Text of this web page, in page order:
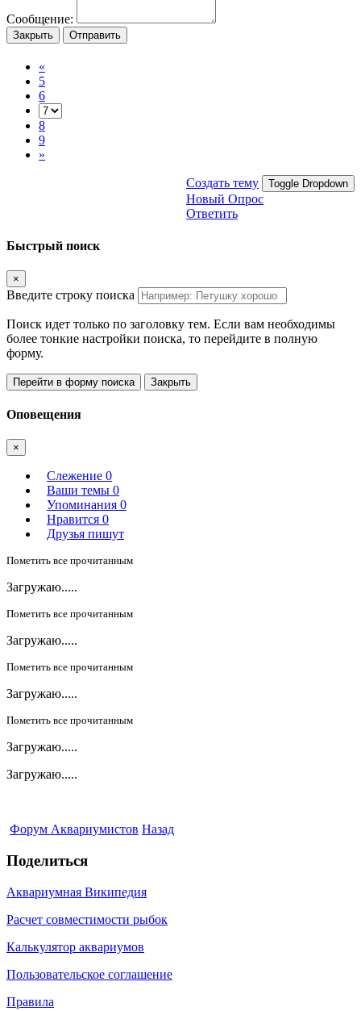
Сообщение:
Закрыть Отправить
«
5
6
8
9
»
Создать тему Toggle Dropdown
Новый Опрос
Ответить
Быстрый поиск
×
Введите строку поиска
Поиск идет только по заголовку тем. Если вам необходимы
более тонкие настройки поиска, то перейдите в полную
форму.
Перейти в форму поиска Закрыть
Оповещения
×
Слежение 0
Ваши темы 0
Упоминания 0
Нравится 0
Друзья пишут
Пометить все прочитанным
Загружаю.....
Пометить все прочитанным
Загружаю.....
Пометить все прочитанным
Загружаю.....
Пометить все прочитанным
Загружаю.....
Загружаю.....
Форум Аквариумистов Назад
Поделиться
Аквариумная Википедия
Расчет совместимости рыбок
Калькулятор аквариумов
Пользовательское соглашение
Правила